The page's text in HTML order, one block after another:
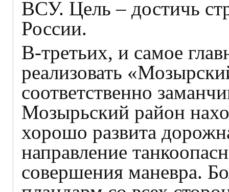
ВСУ. Цель – достичь
России.
В-третьих, и самое
реализовать
соответственно
Мозырьский район
хорошо развита
направление
совершения маневра.